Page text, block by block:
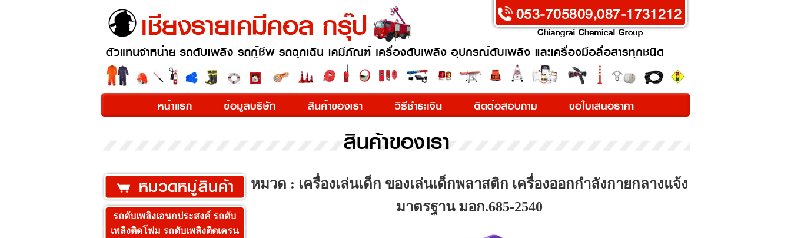
รถดับเพลิงเอนกประสงค์ รถดับ
เพลิงติดโฟม รถดับเพลิงติดเครน
หมวด : เครื่องเล่นเด็ก ของเล่นเด็กพลาสติก เครื่องออกกำลังกายกลางแจ้ง
มาตรฐาน มอก.685-2540